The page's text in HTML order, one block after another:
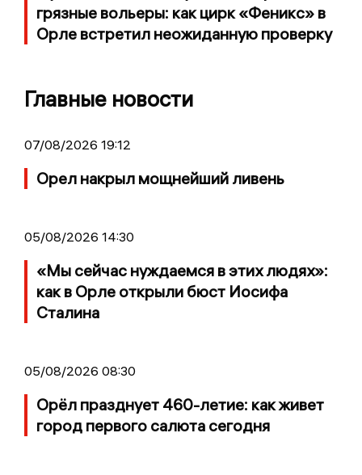
грязные вольеры: как цирк «Феникс» в
Орле встретил неожиданную проверку
Главные новости
07/08/2026 19:12
Орел накрыл мощнейший ливень
05/08/2026 14:30
«Мы сейчас нуждаемся в этих людях»:
как в Орле открыли бюст Иосифа
Сталина
05/08/2026 08:30
Орёл празднует 460-летие: как живет
город первого салюта сегодня